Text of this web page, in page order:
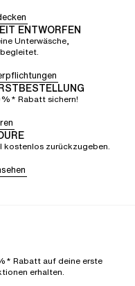
ENTWORFEN
Unterwäsche,
Rabatt sichern!
kostenlos zurückzugeben.
Rabatt auf deine erste
erhalten.